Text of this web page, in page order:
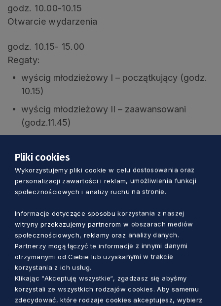
godz. 10.00-10.15
Otwarcie wydarzenia
godz. 10.15- 15.00
Regaty:
wyścig młodzieżowy I – początkujący (godz.
10.15)
wyścig młodzieżowy II – zaawansowani
(godz.11.45)
14.00)
Piknik edukacyjny
Zakończenie wydarzenia:
ogłoszenie zwycięzców regat
ogłoszenie zwycięzców grup piknikowych
wyróżnienia z okazji 25-lecia samorządu
województwa pomorskiego
Pliki cookies
Wykorzystujemy pliki cookie w celu dostosowania oraz
personalizacji zawartości i reklam, umożliwienia funkcji
społecznościowych i analizy ruchu na stronie.
Informacje dotyczące sposobu korzystania z naszej
witryny przekazujemy partnerom w obszarach mediów
społecznościowych, reklamy oraz analizy danych.
Partnerzy mogą łączyć te informacje z innymi danymi
otrzymanymi od Ciebie lub uzyskanymi w trakcie
korzystania z ich usług.
Klikając “Akceptuję wszystkie“, zgadzasz się abyśmy
korzystali ze wszystkich rodzajów cookies. Aby samemu
zdecydować, które rodzaje cookies akceptujesz, wybierz